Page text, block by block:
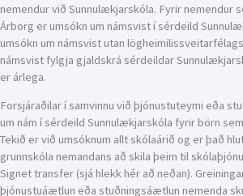
nemendur við Sunnulækjarskóla. Fyrir nemendur
Árborg er umsókn um námsvist í sérdeild
umsókn um námsvist utan
námsvist fylgja gjaldskrá sérdeildar
er árlega.
Forsjáraðilar í samvinnu við þjónustuteymi eða
um nám í sérdeild Sunnulækjarskóla fyrir börn
Tekið er við umsóknum allt skólaárið og er það
grunnskóla nemandans að skila þeim til
Signet transfer (sjá hlekk hér að neðan).
þjónustuáætlun eða stuðningsáætlun nemenda